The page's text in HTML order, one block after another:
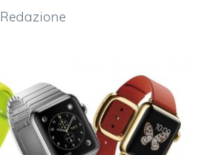
Redazione